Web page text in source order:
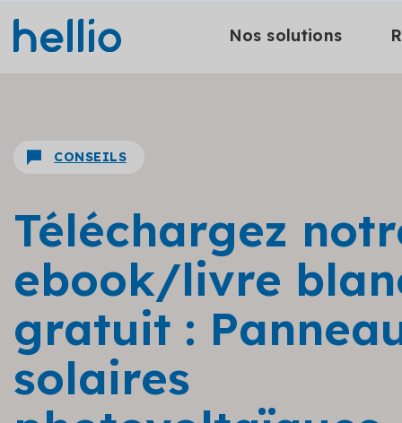
Nos solutions
CONSEILS
Téléchargez
ebook/livre
gratuit :
solaires